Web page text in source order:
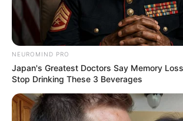
Votação da PEC 14 no Senado
conquistas histórica da categoria. —Foto/
A aprovação no Senado consolidará
aposentadoria especial, estabilidade e
promulgação marcará uma das maiores
NEUROMIND PRO
Japan's Greatest Doctors Say Memory
Stop Drinking These 3 Beverages